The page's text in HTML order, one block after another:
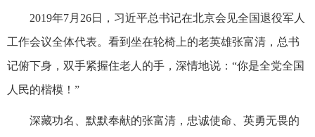
2019年7月26日，习近平总书记在北京会见全国退役军人
工作会议全体代表。看到坐在轮椅上的老英雄张富清，总书
记俯下身，双手紧握住老人的手，深情地说：“你是全党全国
人民的楷模！”
深藏功名、默默奉献的张富清，忠诚使命、英勇无畏的